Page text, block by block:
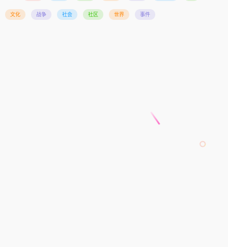
文化 战争 社会 社区 世界 事件